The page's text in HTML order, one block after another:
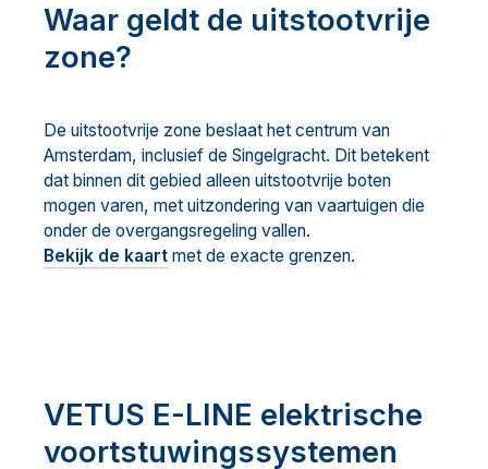
Waar geldt de uitstootvrije
zone?
De uitstootvrije zone beslaat het centrum van
Amsterdam, inclusief de Singelgracht. Dit betekent
dat binnen dit gebied alleen uitstootvrije boten
mogen varen, met uitzondering van vaartuigen die
onder de overgangsregeling vallen.
Bekijk de kaart met de exacte grenzen.
VETUS E-LINE elektrische
voortstuwingssystemen